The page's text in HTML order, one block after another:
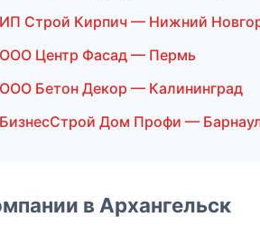
ИП Строй Кирпич — Нижний
ООО Центр Фасад — Пермь
ООО Бетон Декор — Калининград
БизнесСтрой Дом Профи —
в Архангельск